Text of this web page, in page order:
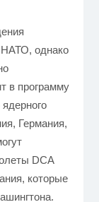
НАТО, однако
в программу
Германия,
DCA
которые